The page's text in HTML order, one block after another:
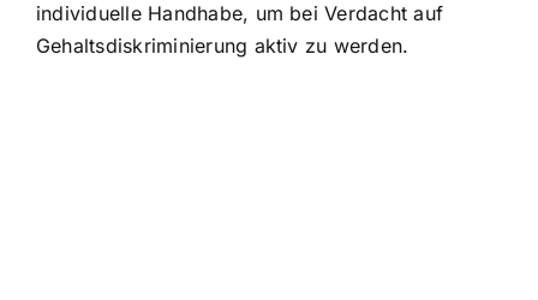
individuelle Handhabe, um bei Verdacht auf
Gehaltsdiskriminierung aktiv zu werden.